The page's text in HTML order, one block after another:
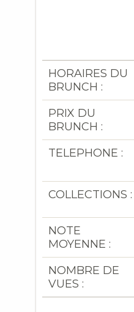
HORAIRES DU
BRUNCH :
PRIX DU
BRUNCH :
TELEPHONE :
COLLECTIONS :
NOTE
MOYENNE :
NOMBRE DE
VUES :